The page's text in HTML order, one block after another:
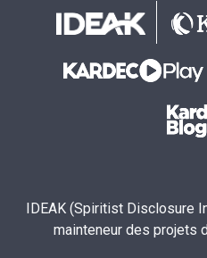
IDEAK (Spiritist Disclosure
mainteneur des projets